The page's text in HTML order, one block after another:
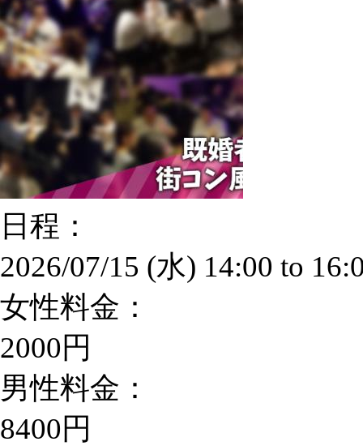
日程：
2026/07/15 (水) 14:00 to
女性料金：
2000円
男性料金：
8400円